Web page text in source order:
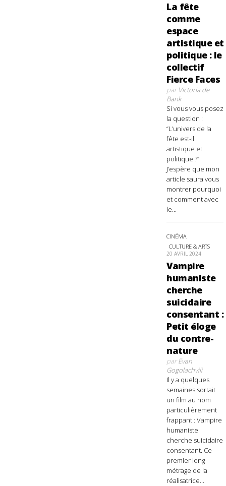
La fête
comme
espace
artistique et
politique : le
collectif
Fierce Faces
parVictoria de
Bank
Si vous vous posez
la question :
“L’univers de la
fête est-il
artistique et
politique ?”
J’espère que mon
article saura vous
montrer pourquoi
et comment avec
le...
CINÉMA
CULTURE & ARTS
20 AVRIL 2024
Vampire
humaniste
cherche
suicidaire
consentant :
Petit éloge
du contre-
nature
parEvan
Gogolachvili
Il y a quelques
semaines sortait
un film au nom
particulièrement
frappant : Vampire
humaniste
cherche suicidaire
consentant. Ce
premier long
métrage de la
réalisatrice...